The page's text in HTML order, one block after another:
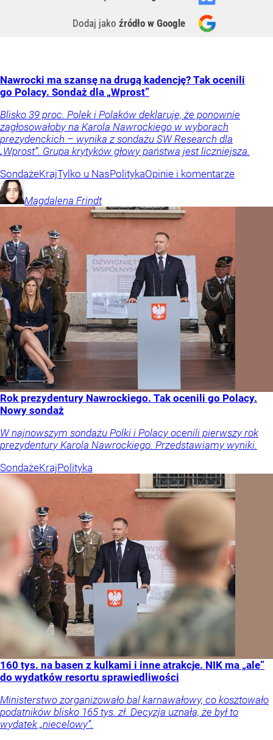
Dodaj jako źródło w Google
Nawrocki ma szansę na drugą kadencję? Tak ocenili
go Polacy. Sondaż dla „Wprost”
Blisko 39 proc. Polek i Polaków deklaruje, że ponownie
zagłosowałoby na Karola Nawrockiego w wyborach
prezydenckich – wynika z sondażu SW Research dla
„Wprost”. Grupa krytyków głowy państwa jest liczniejsza.
SondażeKrajTylko u NasPolitykaOpinie i komentarze
Magdalena Frindt
Rok prezydentury Nawrockiego. Tak ocenili go Polacy.
Nowy sondaż
W najnowszym sondażu Polki i Polacy ocenili pierwszy rok
prezydentury Karola Nawrockiego. Przedstawiamy wyniki.
SondażeKrajPolityka
160 tys. na basen z kulkami i inne atrakcje. NIK ma „ale”
do wydatków resortu sprawiedliwości
Ministerstwo zorganizowało bal karnawałowy, co kosztowało
podatników blisko 165 tys. zł. Decyzja uznała, że był to
wydatek „niecelowy”.